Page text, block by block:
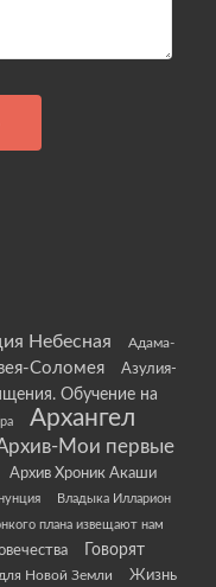
Небесная
Адама-
Соломея
Азулия-
Обучение на
Архангел
Мои первые
Архив Хроник Акаши
Владыка Илларион
плана извещают нам
Говорят
Новой Земли
Жизнь